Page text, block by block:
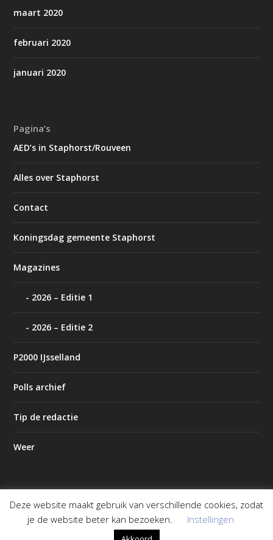
maart 2020
februari 2020
januari 2020
Pagina’s
AED’s in Staphorst/Rouveen
Alles over Staphorst
Contact
Koningsdag gemeente Staphorst
Magazines
2026 – Editie 1
2026 – Editie 2
P2000 IJsselland
Polls archief
Tip de redactie
Weer
Ontworpen doorElegant Themes | Mogelijk gemaakt door
WordPress
Deze website maakt gebruik van verschillende cookies, zodat
je de website beter kan bezoeken.
Instellingen